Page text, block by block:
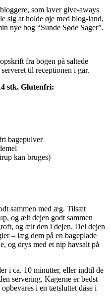
som laver give-aways
sig at holde øje med blog-land,
nye bog “Sunde Søde Sager”.
fra bogen på saltede
til receptionen i går.
stk. Glutenfri:
bagepulver
kan bruges)
sammen med æg. Tilsæt
og ælt dejen godt sammen
og ælt den i dejen. Del dejen
– læg dem på en bageplade
og drys med et nip havsalt på
i ca. 10 minutter, eller indtil de
servering. Kagerne er bedst
i en tætsluttet dåse i